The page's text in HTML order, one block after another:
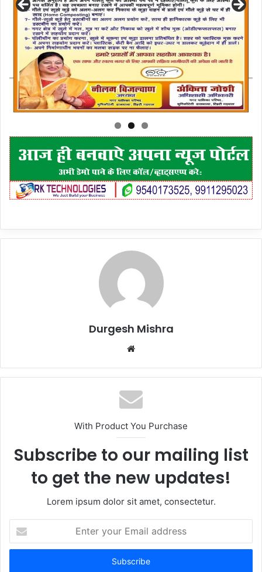
Durgesh Mishra
Website
With Product You Purchase
Subscribe to our mailing list
to get the new updates!
Lorem ipsum dolor sit amet, consectetur.
your
Email